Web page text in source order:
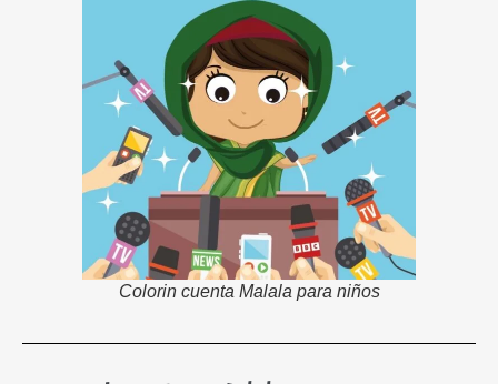
Colorin cuenta Malala para niños